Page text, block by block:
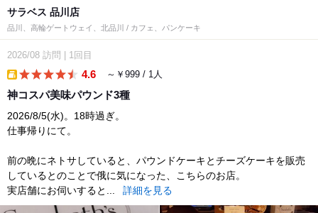
サラベス 品川店
品川、高輪ゲートウェイ、北品川 / カフェ、パンケーキ
2026/08 訪問 1回目
4.6 ～￥999 / 1人
神コスパ美味パウンド3種
2026/8/5(水)。18時過ぎ。
仕事帰りにて。
前の晩にネトサしていると、パウンドケーキとチーズケーキを販売
しているとのことで俄に気になった、こちらのお店。
実店舗にお伺いすると...
詳細を見る